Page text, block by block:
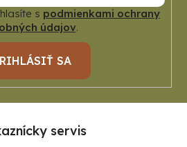
s podmienkami ochrany
údajov.
SA
servis